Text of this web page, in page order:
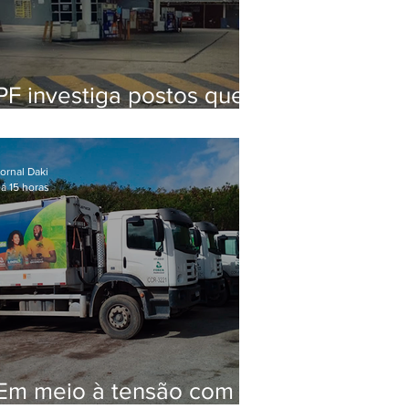
investiga postos que
de secretário
em 2020
meio à tensão com
Daki
15 horas